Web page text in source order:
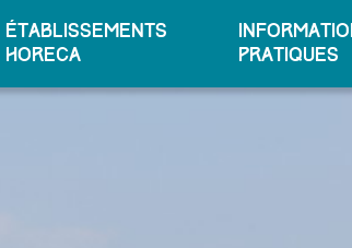
Établissements
horeca
pratiques